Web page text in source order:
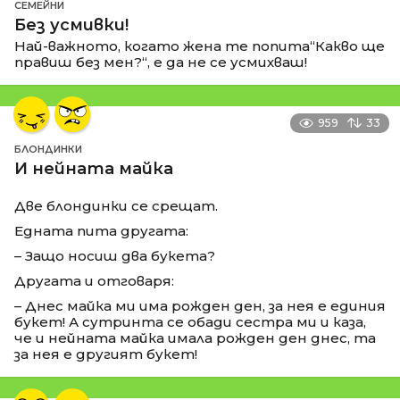
СЕМЕЙНИ
Без усмивки!
Най-важното, когато жена те попита“Какво ще
правиш без мен?“, е да не се усмихваш!
959 33
БЛОНДИНКИ
И нейната майка
Две блондинки се срещат.
Едната пита другата:
– Защо носиш два букета?
Другата и отговаря:
– Днес майка ми има рожден ден, за нея е единия
букет! А сутринта се обади сестра ми и каза,
че и нейната майка имала рожден ден днес, та
за нея е другият букет!